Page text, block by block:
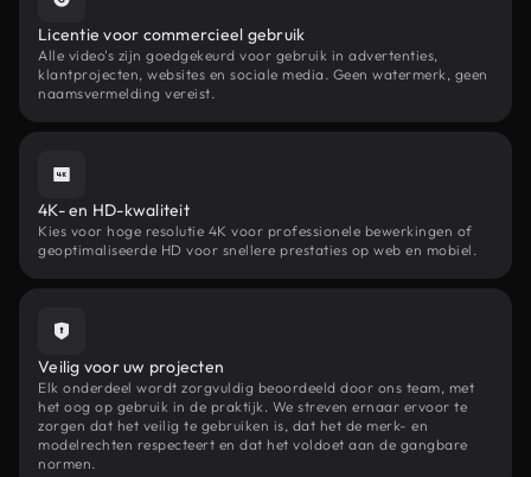
Licentie voor commercieel gebruik
Alle video's zijn goedgekeurd voor gebruik in advertenties,
klantprojecten, websites en sociale media. Geen watermerk, geen
naamsvermelding vereist.
4K- en HD-kwaliteit
Kies voor hoge resolutie 4K voor professionele bewerkingen of
geoptimaliseerde HD voor snellere prestaties op web en mobiel.
Veilig voor uw projecten
Elk onderdeel wordt zorgvuldig beoordeeld door ons team, met
het oog op gebruik in de praktijk. We streven ernaar ervoor te
zorgen dat het veilig te gebruiken is, dat het de merk- en
modelrechten respecteert en dat het voldoet aan de gangbare
normen.